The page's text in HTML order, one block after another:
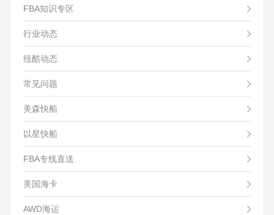
FBA知识专区
行业动态
纽酷动态
常见问题
美森快船
以星快船
FBA专线直送
美国海卡
AWD海运